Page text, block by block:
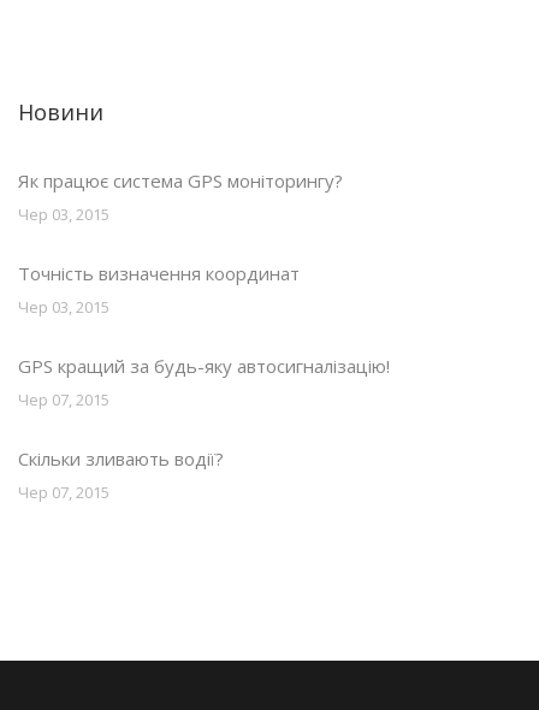
Новини
Як працює система GPS моніторингу?
Чер 03, 2015
Точність визначення координат
Чер 03, 2015
GPS кращий за будь-яку автосигналізацію!
Чер 07, 2015
Скільки зливають водії?
Чер 07, 2015